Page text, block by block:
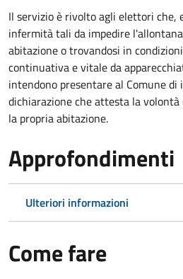
Il servizio è rivolto agli elettori che,
infermità tali da impedire
abitazione o trovandosi in
continuativa e vitale da
intendono presentare al Comune
dichiarazione che attesta la
la propria abitazione.
Approfondimenti
Ulteriori informazioni
Come fare